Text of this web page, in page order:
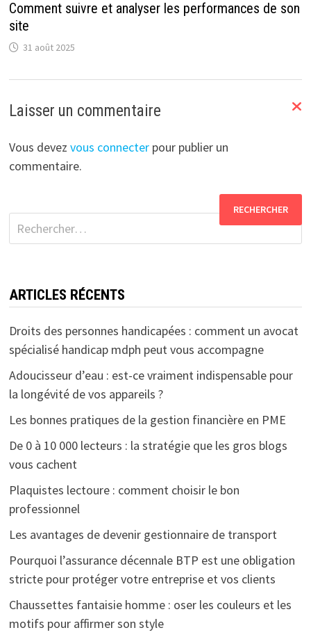
Comment suivre et analyser les performances de son
site
31 août 2025
Laisser un commentaire
Vous devez vous connecterpour publier un
commentaire.
ARTICLES RÉCENTS
Droits des personnes handicapées : comment un avocat
spécialisé handicap mdph peut vous accompagne
Adoucisseur d’eau : est-ce vraiment indispensable pour
la longévité de vos appareils ?
Les bonnes pratiques de la gestion financière en PME
De 0 à 10 000 lecteurs : la stratégie que les gros blogs
vous cachent
Plaquistes lectoure : comment choisir le bon
professionnel
Les avantages de devenir gestionnaire de transport
Pourquoi l’assurance décennale BTP est une obligation
stricte pour protéger votre entreprise et vos clients
Chaussettes fantaisie homme : oser les couleurs et les
motifs pour affirmer son style